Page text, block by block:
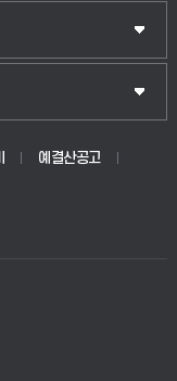
예결산공고